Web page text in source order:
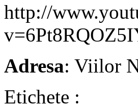
http://
Adresa: Viilor
Etichete :